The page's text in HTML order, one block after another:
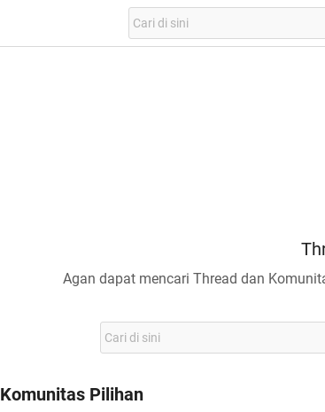
Agan dapat mencari Thread dan
Komunitas Pilihan